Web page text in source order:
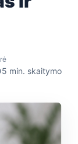
5 min. skaitymo